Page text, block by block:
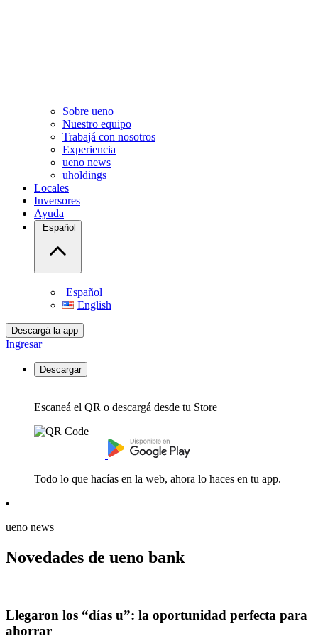
Sobre ueno
Nuestro equipo
Trabajá con nosotros
Experiencia
ueno news
uholdings
Locales
Inversores
Ayuda
Español
Español
English
Descargá la app
Ingresar
Descargar
Escaneá el QR o descargá desde tu Store
Todo lo que hacías en la web, ahora lo haces en tu app.
ueno news
Novedades de ueno bank
Llegaron los “días u”: la oportunidad perfecta para
ahorrar